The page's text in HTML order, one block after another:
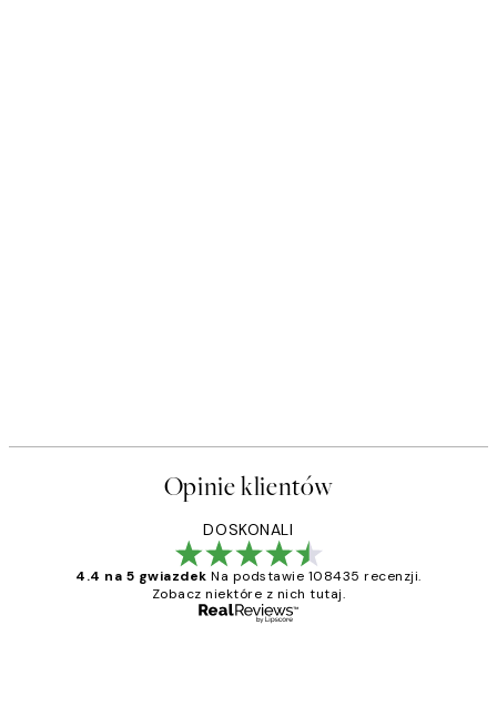
Opinie klientów
DOSKONALI
4.4 na 5 gwiazdek Na podstawie 108435 recenzji.
Zobacz niektóre z nich tutaj.